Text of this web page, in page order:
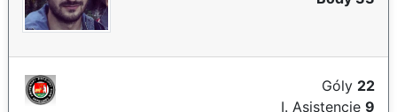
Góly 22
I. Asistencie 9